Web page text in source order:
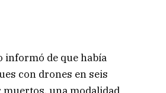
informó de que había
con drones en seis